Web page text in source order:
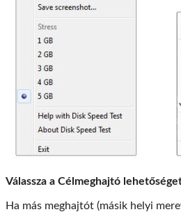
Válassza a Célmeghajtó
Ha más meghajtót (másik helyi